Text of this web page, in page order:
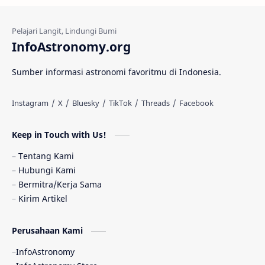
Gerhana Matahari
Quasar
TanyaAstro
Enseladus Gelombang Gravitasi
Indonesia
InfoAstronomy.org
Sumber informasi astronomi favoritmu di Indonesia.
Keep in Touch with Us!
Tentang Kami
Hubungi Kami
Bermitra/Kerja Sama
Kirim Artikel
Perusahaan Kami
InfoAstronomy